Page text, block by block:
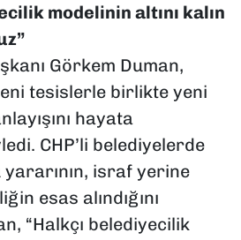
modelinin altını kalın
Görkem Duman,
tesislerle birlikte yeni
hayata
CHP’li belediyelerde
israf yerine
esas alındığını
“Halkçı belediyecilik